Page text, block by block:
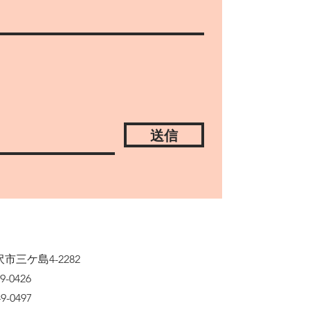
送信
市三ケ島4-2282
0426
0497